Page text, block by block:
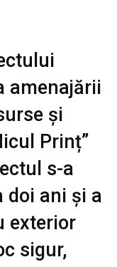
amenajării
și
Prinț”
s-a
doi ani și a
exterior
sigur,